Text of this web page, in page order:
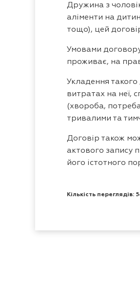
Дружина з
аліменти на
тощо), цей
Умовами
проживає, на
Укладення
витратах на неї,
(хвороба,
тривалими та
Договір також
актового запису
його істотного
Кількість переглядів: